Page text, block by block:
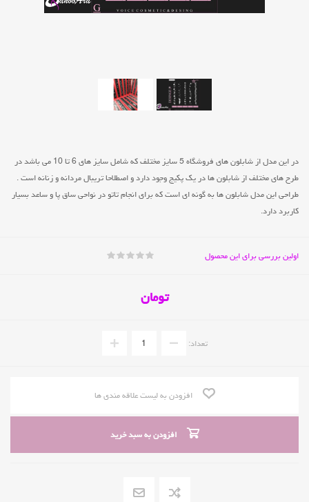
در این مدل از شابلون های فروشگاه 5 سایز مختلف که شامل سایز های 6 تا 10 می باشد در
طرح های مختلف از شابلون ها در یک پکیج وجود دارد و اصطلاحا تریبال مردانه و زنانه است .
طراحی این مدل شابلون ها به گونه ای است که برای انجام تاتو در نواحی ساق پا و ساعد بسیار
کاربرد دارد.
اولین بررسی برای این محصول
تومان
تعداد:
افزودن به لیست علاقه مندی ها
افزودن به سبد خرید